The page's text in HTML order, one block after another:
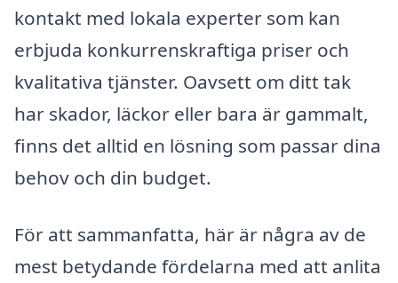
kontakt med lokala experter som kan
erbjuda konkurrenskraftiga priser och
kvalitativa tjänster. Oavsett om ditt tak
har skador, läckor eller bara är gammalt,
finns det alltid en lösning som passar dina
behov och din budget.
För att sammanfatta, här är några av de
mest betydande fördelarna med att anlita